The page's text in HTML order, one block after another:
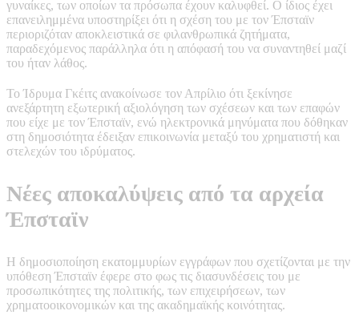
γυναίκες, των οποίων τα πρόσωπα έχουν καλυφθεί. Ο ίδιος έχει
επανειλημμένα υποστηρίξει ότι η σχέση του με τον Έπσταϊν
περιοριζόταν αποκλειστικά σε φιλανθρωπικά ζητήματα,
παραδεχόμενος παράλληλα ότι η απόφασή του να συναντηθεί μαζί
του ήταν λάθος.
Το Ίδρυμα Γκέιτς ανακοίνωσε τον Απρίλιο ότι ξεκίνησε
ανεξάρτητη εξωτερική αξιολόγηση των σχέσεων και των επαφών
που είχε με τον Έπσταϊν, ενώ ηλεκτρονικά μηνύματα που δόθηκαν
στη δημοσιότητα έδειξαν επικοινωνία μεταξύ του χρηματιστή και
στελεχών του ιδρύματος.
Νέες αποκαλύψεις από τα αρχεία
Έπσταϊν
Η δημοσιοποίηση εκατομμυρίων εγγράφων που σχετίζονται με την
υπόθεση Έπσταϊν έφερε στο φως τις διασυνδέσεις του με
προσωπικότητες της πολιτικής, των επιχειρήσεων, των
χρηματοοικονομικών και της ακαδημαϊκής κοινότητας.